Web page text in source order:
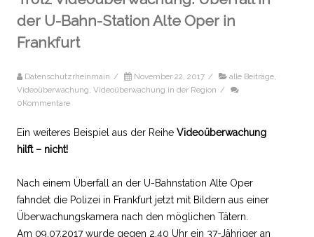
der U-Bahn-Station Alte Oper in
Frankfurt
Datenschutzrheinmain / November 22, 2017 / alle Beiträge
Videoüberwachung Videoüberwachung in der Region /
0Kommentare
Ein weiteres Beispiel aus der Reihe Videoüberwachung
hilft – nicht!
Nach einem Überfall an der U-Bahnstation Alte Oper
fahndet die Polizei in Frankfurt jetzt mit Bildern aus einer
Überwachungskamera nach den möglichen Tätern.
Am 09.07.2017 wurde gegen 2.40 Uhr ein 37-Jähriger an